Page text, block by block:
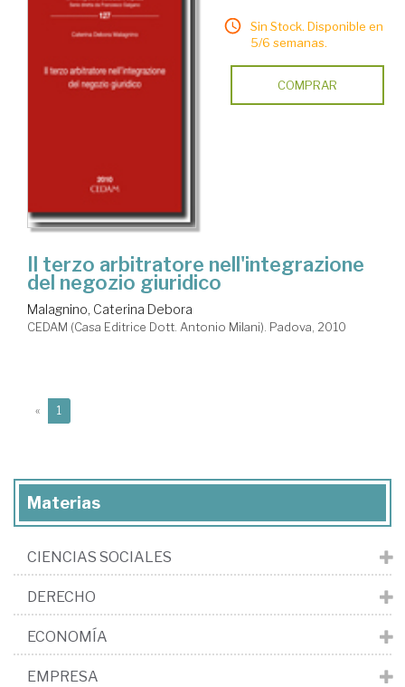
Sin Stock. Disponible en
5/6 semanas.
COMPRAR
Il terzo arbitratore nell'integrazione
del negozio giuridico
Malagnino, Caterina Debora
CEDAM (Casa Editrice Dott. Antonio Milani). Padova, 2010
« 1
Materias
CIENCIAS SOCIALES
DERECHO
ECONOMÍA
EMPRESA